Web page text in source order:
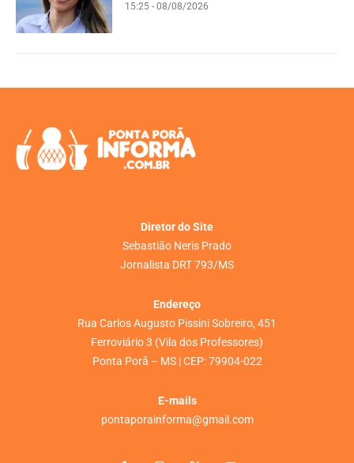
15:25 - 08/08/2026
Diretor do Site
Sebastião Neris Prado
Jornalista DRT 793/MS
Endereço
Rua Carlos Augusto Pissini Sobreiro, 451
Ferroviário 3 (Vila dos Professores)
Ponta Porã – MS | CEP: 79904-022
E-mails
pontaporainforma@gmail.com